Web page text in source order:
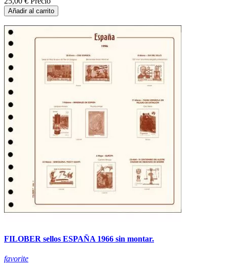
Añadir al carrito
FILOBER sellos ESPAÑA 1966 sin montar.
favorite